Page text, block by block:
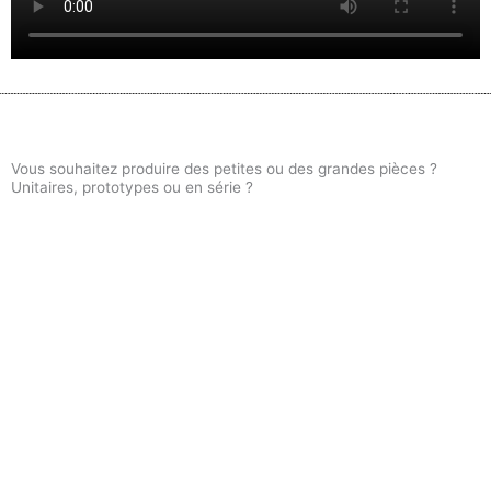
Vous souhaitez produire des petites ou des grandes pièces ?
Unitaires, prototypes ou en série ?